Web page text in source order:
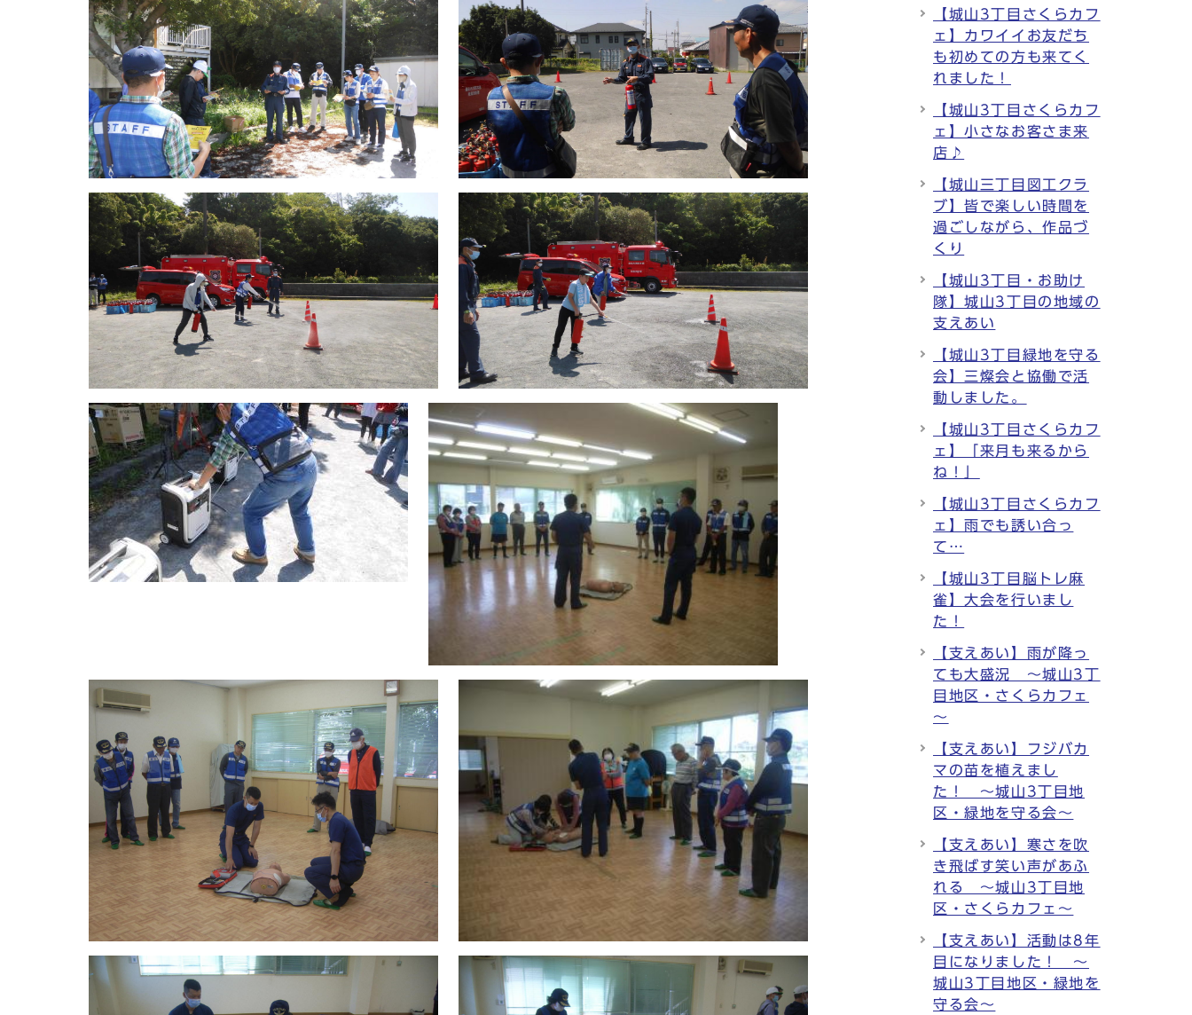
【城山3丁目さくらカフ
ェ】カワイイお友だち
も初めての方も来てく
れました！
【城山3丁目さくらカフ
ェ】小さなお客さま来
店♪
【城山三丁目図工クラ
ブ】皆で楽しい時間を
過ごしながら、作品づ
くり
【城山3丁目・お助け
隊】城山3丁目の地域の
支えあい
【城山3丁目緑地を守る
会】三燦会と協働で活
動しました。
【城山3丁目さくらカフ
ェ】「来月も来るから
ね！」
【城山3丁目さくらカフ
ェ】雨でも誘い合っ
て…
【城山3丁目脳トレ麻
雀】大会を行いまし
た！
【支えあい】雨が降っ
ても大盛況 ～城山3丁
目地区・さくらカフェ
～
【支えあい】フジバカ
マの苗を植えまし
た！ ～城山3丁目地
区・緑地を守る会～
【支えあい】寒さを吹
き飛ばす笑い声があふ
れる ～城山3丁目地
区・さくらカフェ～
【支えあい】活動は8年
目になりました！ ～
城山3丁目地区・緑地を
守る会～